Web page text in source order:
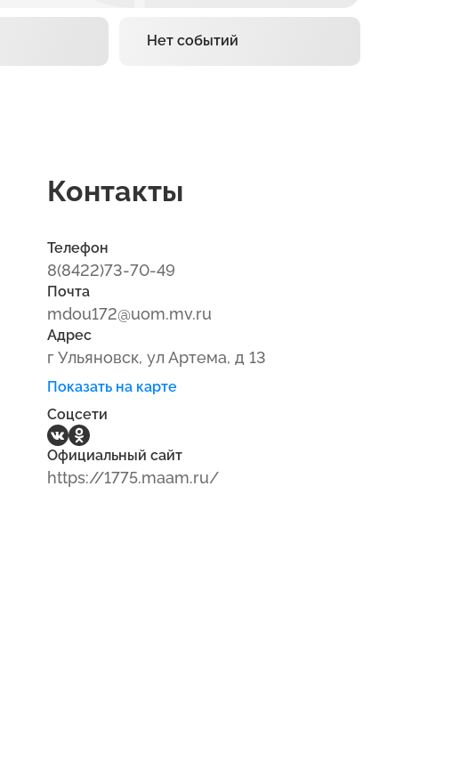
Нет событий
Контакты
Телефон
8(8422)73-70-49
Почта
mdou172@uom.mv.ru
Адрес
г Ульяновск, ул Артема, д 13
Показать на карте
Соцсети
Официальный сайт
https://1775.maam.ru/